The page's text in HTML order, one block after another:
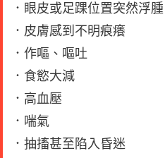
．眼皮或足踝位置突然浮腫
．皮膚感到不明痕癢
．作嘔、嘔吐
．食慾大減
．高血壓
．喘氣
．抽搐甚至陷入昏迷